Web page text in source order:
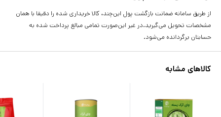
از طریق سامانه ضمانت بازگشت پول این‌چند، کالا خریداری شده را دقیقا با همان
مشخصات تحویل می‌گیرید.در غیر این‌صورت تمامی مبالغ پرداخت شده به
حسابتان برگردانده می‌شود.
کالاهای مشابه